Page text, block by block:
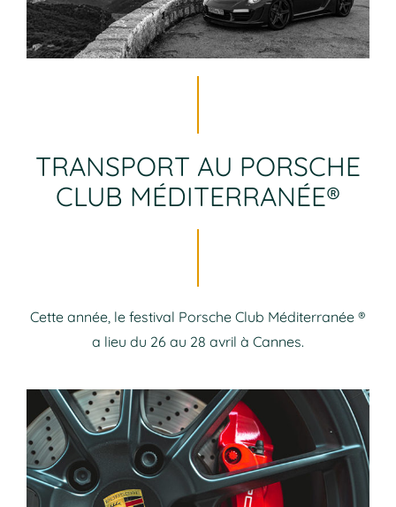
TRANSPORT AU PORSCHE
CLUB MÉDITERRANÉE®
Cette année, le festival Porsche Club Méditerranée ®
a lieu du 26 au 28 avril à Cannes.